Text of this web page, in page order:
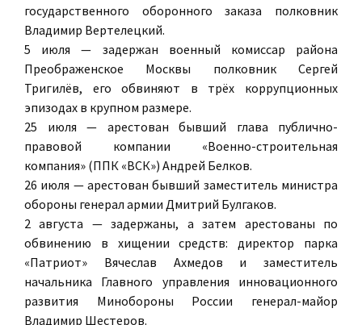
государственного оборонного заказа полковник
Владимир Вертелецкий.
5 июля — задержан военный комиссар района
Преображенское Москвы полковник Сергей
Тригилёв, его обвиняют в трёх коррупционных
эпизодах в крупном размере.
25 июля — арестован бывший глава публично-
правовой компании «Военно-строительная
компания» (ППК «ВСК») Андрей Белков.
26 июля — арестован бывший заместитель министра
обороны генерал армии Дмитрий Булгаков.
2 августа — задержаны, а затем арестованы по
обвинению в хищении средств: директор парка
«Патриот» Вячеслав Ахмедов и заместитель
начальника Главного управления инновационного
развития Минобороны России генерал-майор
Владимир Шестеров.